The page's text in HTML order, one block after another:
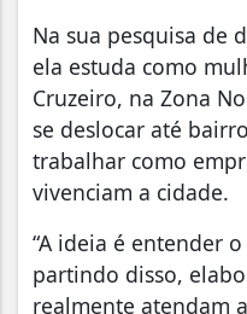
Na sua pesquisa de
ela estuda como
Cruzeiro, na Zona
se deslocar até
trabalhar como
vivenciam a cidade.
“A ideia é entender
partindo disso,
realmente atendam